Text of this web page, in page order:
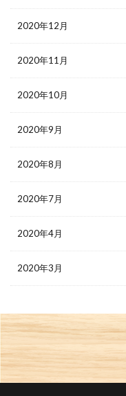
2020年12月
2020年11月
2020年10月
2020年9月
2020年8月
2020年7月
2020年4月
2020年3月